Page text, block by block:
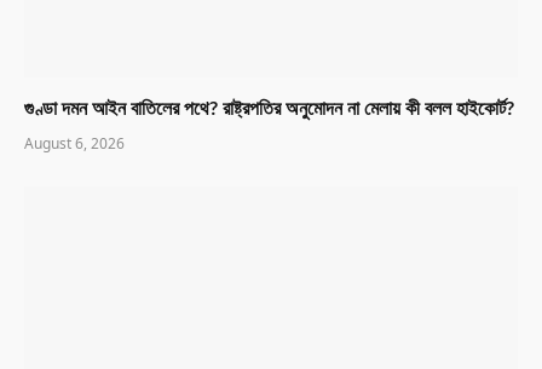
গুণ্ডা দমন আইন বাতিলের পথে? রাষ্ট্রপতির অনুমোদন না মেলায় কী বলল হাইকোর্ট?
August 6, 2026